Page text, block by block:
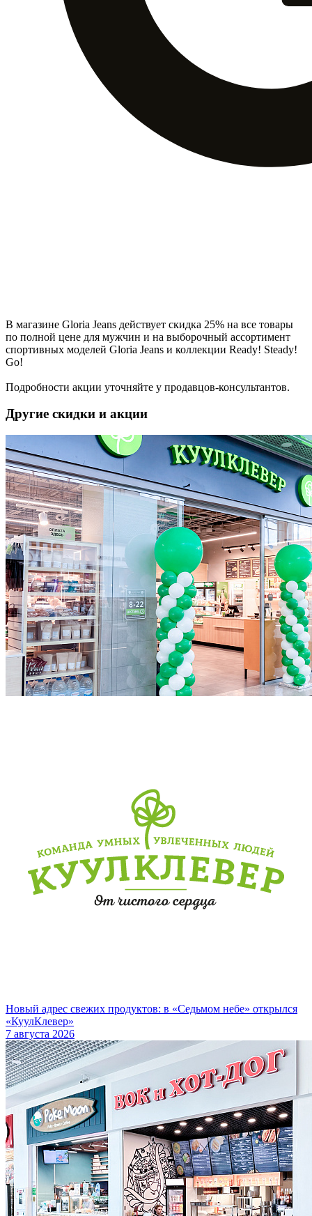
В магазине Gloria Jeans действует скидка 25% на все товары
по полной цене для мужчин и на выборочный ассортимент
спортивных моделей Gloria Jeans и коллекции Ready! Steady!
Go!
Подробности акции уточняйте у продавцов-консультантов.
Другие скидки и акции
Новый адрес свежих продуктов: в «Седьмом небе» открылся
«КуулКлевер»
7 августа 2026